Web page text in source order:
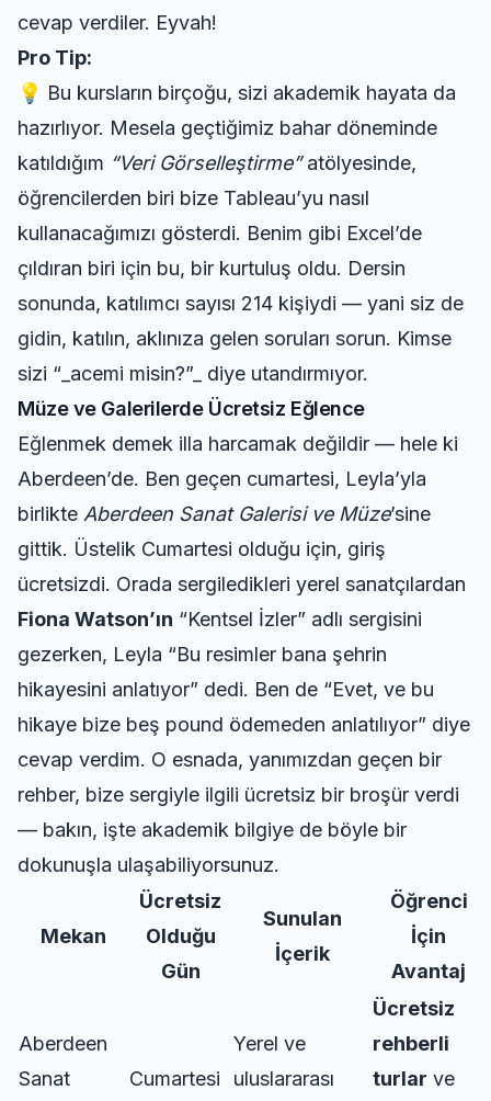
cevap verdiler. Eyvah!
Pro Tip:
💡 Bu kursların birçoğu, sizi akademik hayata da
hazırlıyor. Mesela geçtiğimiz bahar döneminde
katıldığım “Veri Görselleştirme”atölyesinde,
öğrencilerden biri bize Tableau’yu nasıl
kullanacağımızı gösterdi. Benim gibi Excel’de
çıldıran biri için bu, bir kurtuluş oldu. Dersin
sonunda, katılımcı sayısı 214 kişiydi — yani siz de
gidin, katılın, aklınıza gelen soruları sorun. Kimse
sizi “_acemi misin?”_ diye utandırmıyor.
Müze ve Galerilerde Ücretsiz Eğlence
Eğlenmek demek illa harcamak değildir — hele ki
Aberdeen’de. Ben geçen cumartesi, Leyla’yla
birlikte Aberdeen Sanat Galerisi ve Müze’sine
gittik. Üstelik Cumartesi olduğu için, giriş
ücretsizdi. Orada sergiledikleri yerel sanatçılardan
Fiona Watson’ın “Kentsel İzler” adlı sergisini
gezerken, Leyla “Bu resimler bana şehrin
hikayesini anlatıyor” dedi. Ben de “Evet, ve bu
hikaye bize beş pound ödemeden anlatılıyor” diye
cevap verdim. O esnada, yanımızdan geçen bir
rehber, bize sergiyle ilgili ücretsiz bir broşür verdi
— bakın, işte akademik bilgiye de böyle bir
dokunuşla ulaşabiliyorsunuz.
Mekan
Ücretsiz
Olduğu
Gün
Sunulan
İçerik
Öğrenci
İçin
Avantaj
Aberdeen
Sanat
Cumartesi
Yerel ve
uluslararası
Ücretsiz
rehberli
turlar ve